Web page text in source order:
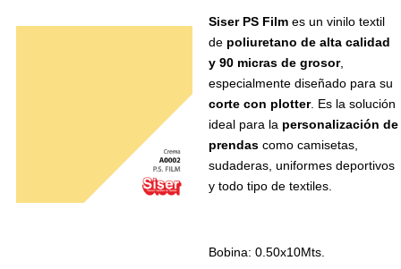
Siser PS Film es un vinilo textil
de poliuretano de alta calidad
y 90 micras de grosor,
especialmente diseñado para su
corte con plotter. Es la solución
ideal para la personalización de
prendas como camisetas,
sudaderas, uniformes deportivos
y todo tipo de textiles.
Bobina: 0.50x10Mts.